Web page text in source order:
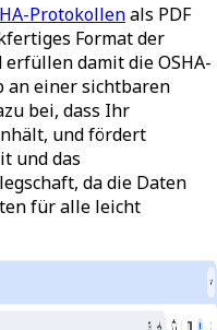
Protokollenals PDF
Format der
erfüllen damit die OSHA-
an einer sichtbaren
bei, dass Ihr
und fördert
und das
da die Daten
für alle leicht